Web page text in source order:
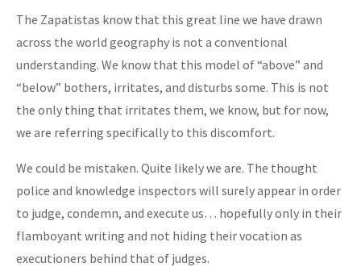
The Zapatistas know that this great line we have drawn
across the world geography is not a conventional
understanding. We know that this model of “above” and
“below” bothers, irritates, and disturbs some. This is not
the only thing that irritates them, we know, but for now,
we are referring specifically to this discomfort.
We could be mistaken. Quite likely we are. The thought
police and knowledge inspectors will surely appear in order
to judge, condemn, and execute us… hopefully only in their
flamboyant writing and not hiding their vocation as
executioners behind that of judges.